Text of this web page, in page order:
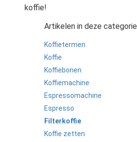
koffie!
Artikelen in deze categorie
Koffietermen
Koffie
Koffiebonen
Koffiemachine
Espressomachine
Espresso
Filterkoffie
Koffie zetten